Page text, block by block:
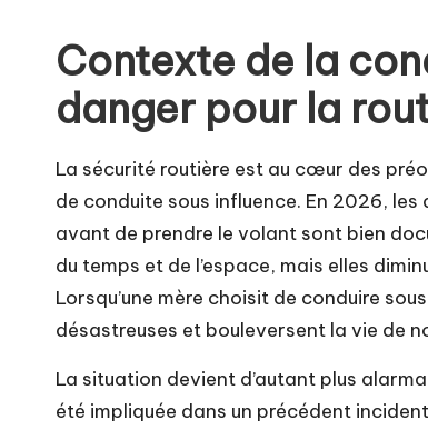
Contexte de la
danger pour la
La sécurité routière est au cœur des
de conduite sous influence. En 2026,
avant de prendre le volant sont bien
du temps et de l’espace, mais elles
Lorsqu’une mère choisit de conduire
désastreuses et bouleversent la vie de
La situation devient d’autant plus
été impliquée dans un précédent